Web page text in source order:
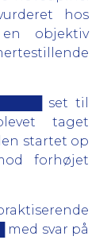
hos
objektiv
set til
taget
startet op
forhøjet
svar på